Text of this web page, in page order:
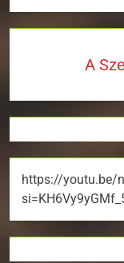
A
https://youtu.be/